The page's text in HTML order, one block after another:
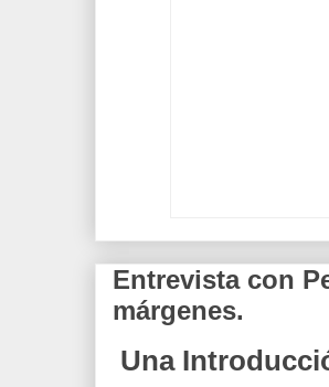
Entrevista con
márgenes.
Una